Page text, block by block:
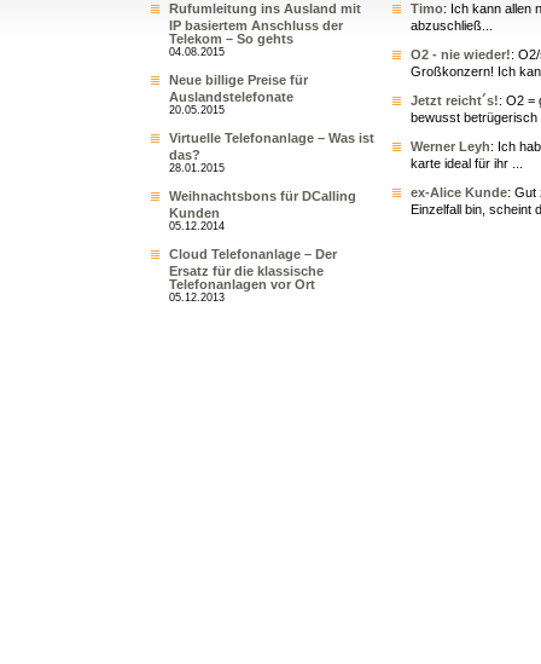
Rufumleitung ins Ausland mit
IP basiertem Anschluss der
Telekom – So gehts
04.08.2015
Neue billige Preise für
Auslandstelefonate
20.05.2015
Virtuelle Telefonanlage – Was ist
das?
28.01.2015
Weihnachtsbons für DCalling
Kunden
05.12.2014
Cloud Telefonanlage – Der
Ersatz für die klassische
Telefonanlagen vor Ort
05.12.2013
Timo: Ich kann allen
abzuschließ...
O2 - nie wieder!:
Großkonzern! Ich
Jetzt reicht´s!: O2 =
bewusst betrügerisch
Werner Leyh: Ich
karte ideal für ihr ...
ex-Alice Kunde: Gut
Einzelfall bin, scheint